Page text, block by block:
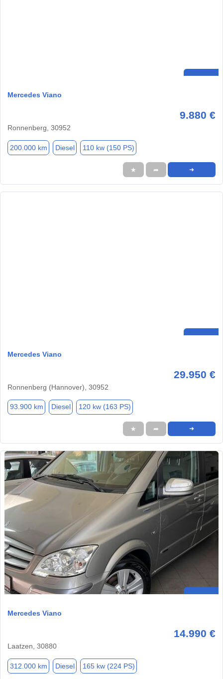
Mercedes Viano
9.880 €
Ronnenberg, 30952
200.000 km Diesel 110 kw (150 PS)
★ ➦ ➜
Mercedes Viano
29.950 €
Ronnenberg (Hannover), 30952
93.900 km Diesel 120 kw (163 PS)
★ ➦ ➜
Mercedes Viano
14.990 €
Laatzen, 30880
312.000 km Diesel 165 kw (224 PS)